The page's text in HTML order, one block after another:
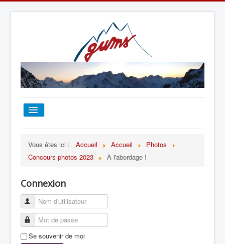
TOUT SUR LE GUMS
ESCALADE
ALPINISME
SKI DE RANDONNÉE
Vous êtes ici : Accueil Accueil
Photos
Concours photos 2023
À l'abordage !
Connexion
Se souvenir de moi